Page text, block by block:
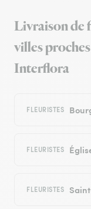
Livraison de
villes
Interflora
FLEURISTES
FLEURISTES
FLEURISTES